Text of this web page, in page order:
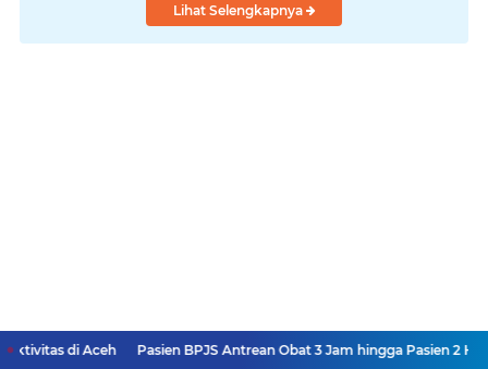
Lihat Selengkapnya
Pasien BPJS Antrean Obat 3 Jam hingga Pasien 2 Hari di IGD,